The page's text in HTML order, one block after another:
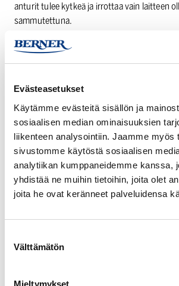
Evästeasetukset
Käytämme evästeitä sisällön ja
sosiaalisen median ominaisuuksien
liikenteen analysointiin. Jaamme myös
sivustomme käytöstä sosiaalisen
analytiikan kumppaneidemme kanssa,
yhdistää ne muihin tietoihin, joita olet
joita he ovat keränneet palveluidensa
valinta
Välttämätön
Mieltymykset
anturit tulee kytkeä ja irrottaa vain laitteen
sammutettuna.
Tutustu tuotteisiin
lisää Infors inkubaattoriravistelijoista?
yhteyttä meihin, niin autamme sinua
oikean Infors-ravistelijan tarpeisiisi.
Antti Jokipii
Myyntipäällikkö |
+358 50 593 1030